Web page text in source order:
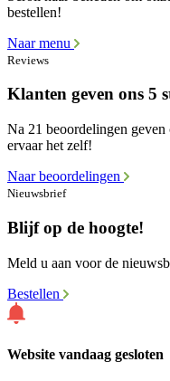
bestellen!
Naar menu
Reviews
Klanten geven ons 5
Na 21 beoordelingen geven
ervaar het zelf!
Naar beoordelingen
Nieuwsbrief
Blijf op de hoogte!
Meld u aan voor de
Bestellen
Website vandaag gesloten